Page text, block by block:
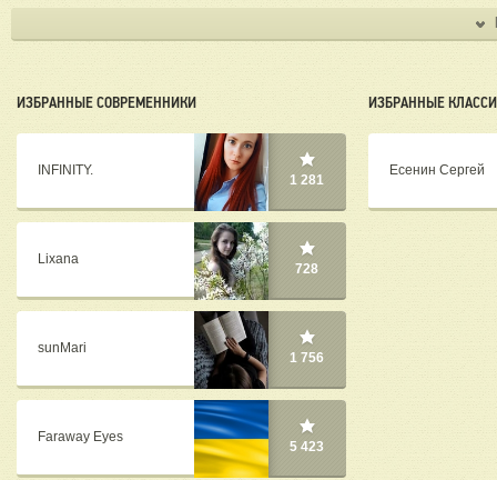
ИЗБРАННЫЕ СОВРЕМЕННИКИ
INFINITY.
1 281
Lixana
728
sunMari
1 756
Faraway Eyes
5 423
ИЗБРАННЫЕ
Есенин Сергей